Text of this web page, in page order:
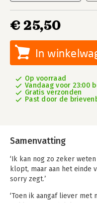
€ 25,50
In
Op voorraad
Vandaag voor 23:00
Gratis verzonden
Past door de
Samenvatting
‘Ik kan nog zo zeker
klopt, maar aan het einde
sorry zegt.’
‘Toen ik aangaf liever met